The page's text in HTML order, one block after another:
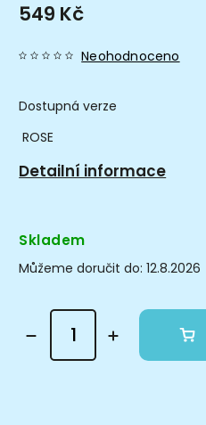
549 Kč
Neohodnoceno
Dostupná verze
ROSE
Detailní informace
Skladem
Můžeme doručit do: 12.8.2026